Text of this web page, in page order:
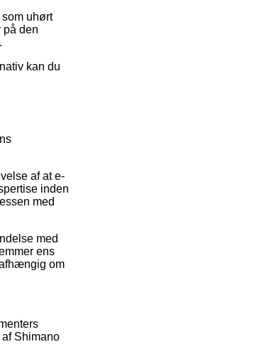
uhørt
på den
kan du
af at e-
inden
med
med
ens
om
Shimano